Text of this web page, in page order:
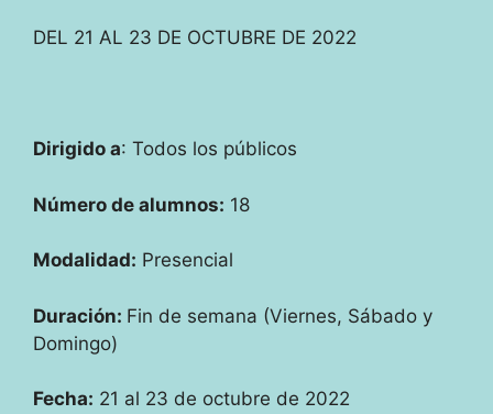
DEL 21 AL 23 DE OCTUBRE DE 2022
Dirigido a: Todos los públicos
Número de alumnos: 18
Modalidad: Presencial
Duración: Fin de semana (Viernes, Sábado y
Domingo)
Fecha: 21 al 23 de octubre de 2022